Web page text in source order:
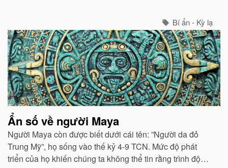
Bí ẩn - Kỳ lạ
Ẩn số về người Maya
Người Maya còn được biết dưới cái tên: ”Người da đỏ
Trung Mỹ”, họ sống vào thế kỷ 4-9 TCN. Mức độ phát
triển của họ khiến chúng ta không thể tin rằng trình độ